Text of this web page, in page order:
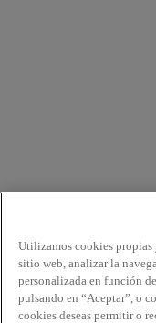
Utilizamos cookies propias
sitio web, analizar la
personalizada en función
pulsando en “Aceptar”, o
cookies deseas permitir o